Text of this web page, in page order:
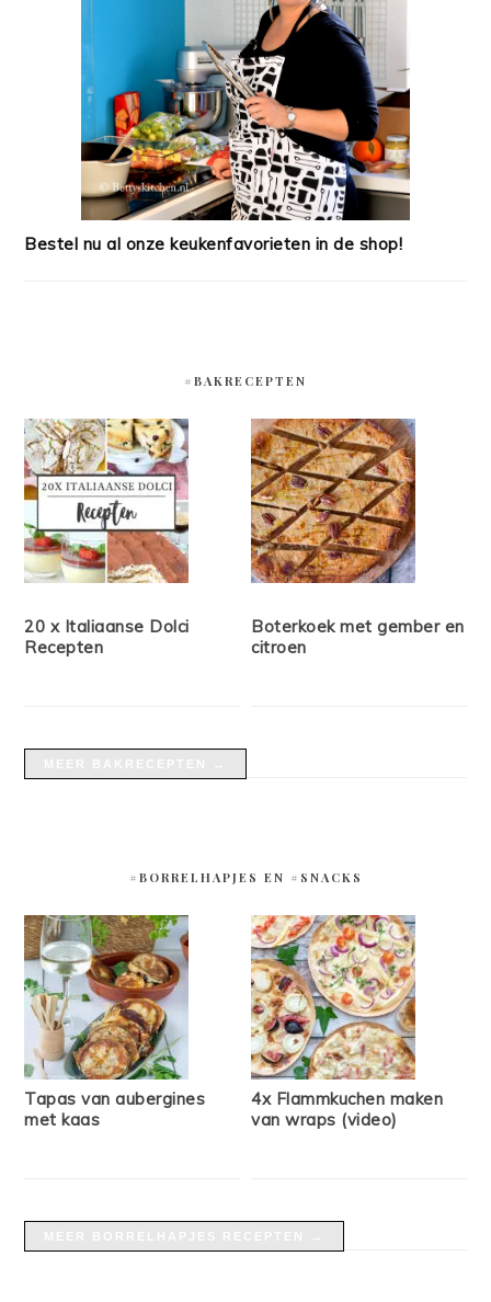
Bestel nu al onze keukenfavorieten in de shop!
#BAKRECEPTEN
20 x Italiaanse Dolci
Recepten
Boterkoek met gember en
citroen
#BORRELHAPJES EN #SNACKS
Tapas van aubergines
met kaas
4x Flammkuchen maken
van wraps (video)